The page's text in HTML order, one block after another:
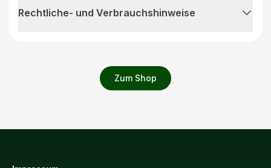
Zum Shop
Rechtliche- und Verbrauchshinweise